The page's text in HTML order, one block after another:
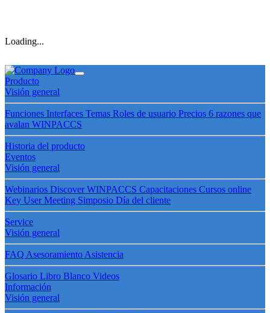
Loading...
Producto
Visión general
Funciones Interfaces Temas Roles de usuario Precios 6 razones que
avalan WINPACCS
Historia del producto
Eventos
Visión general
Webinarios Discover WINPACCS Capacitaciones Cursos online
Key User Meeting Simposio Día del cliente
Service
Visión general
FAQ Asesoramiento Asistencia
Glosario Libro Blanco Videos
Información
Visión general